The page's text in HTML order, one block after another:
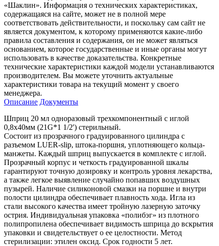
«Шаклин». Информация о технических характеристиках,
содержащаяся на сайте, может не в полной мере
соответствовать действительности, и поскольку сам сайт не
является документом, к которому применяются какие-либо
правила составления и содержания, он не может являться
основанием, которое государственные и иные органы могут
использовать в качестве доказательства. Конкретные
технические характеристики каждой модели устанавливаются
производителем. Вы можете уточнить актуальные
характеристики товара на текущий момент у своего
менеджера.
Описание Документы
Шприц 20 мл одноразовый трехкомпонентный с иглой
0,8х40мм (21G*1 1/2') стерильный.
Состоит из прозрачного градуированного цилиндра с
разъемом LUER-slip, штока-поршня, уплотняющего кольца-
манжеты. Каждый шприц выпускается в комплекте с иглой.
Прозрачный корпус и четкость градуированной шкалы
гарантируют точную дозировку и контроль уровня лекарства,
а также легкое выявление случайно попавших воздушных
пузырей. Наличие силиконовой смазки на поршне и внутри
полости цилиндра обеспечивает плавность хода. Игла из
стали высокого качества имеет тройную лазерную заточку
острия. Индивидуальная упаковка «полибэг» из плотного
полипропилена обеспечивает видимость шприца до вскрытия
упаковки и свидетельствует о ее целостности. Метод
стерилизации: этилен оксид. Срок годности 5 лет.